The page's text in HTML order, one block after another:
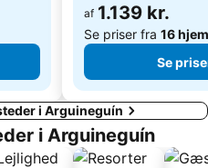
af 1.139 kr.
Se priser fra 16
Se
i Arguineguín
i Arguineguín